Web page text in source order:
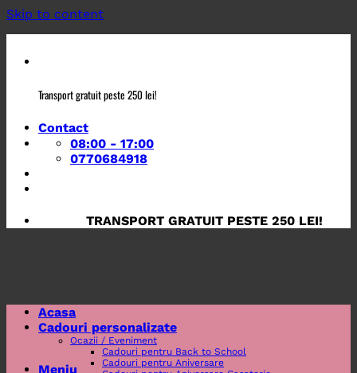
Skip to content
Transport gratuit peste 250 lei!
Contact
08:00 - 17:00
0770684918
TRANSPORT GRATUIT PESTE 250 LEI!
Meniu
Acasa
Cadouri personalizate
Ocazii / Eveniment
Cadouri pentru Back to School
Cadouri pentru Aniversare